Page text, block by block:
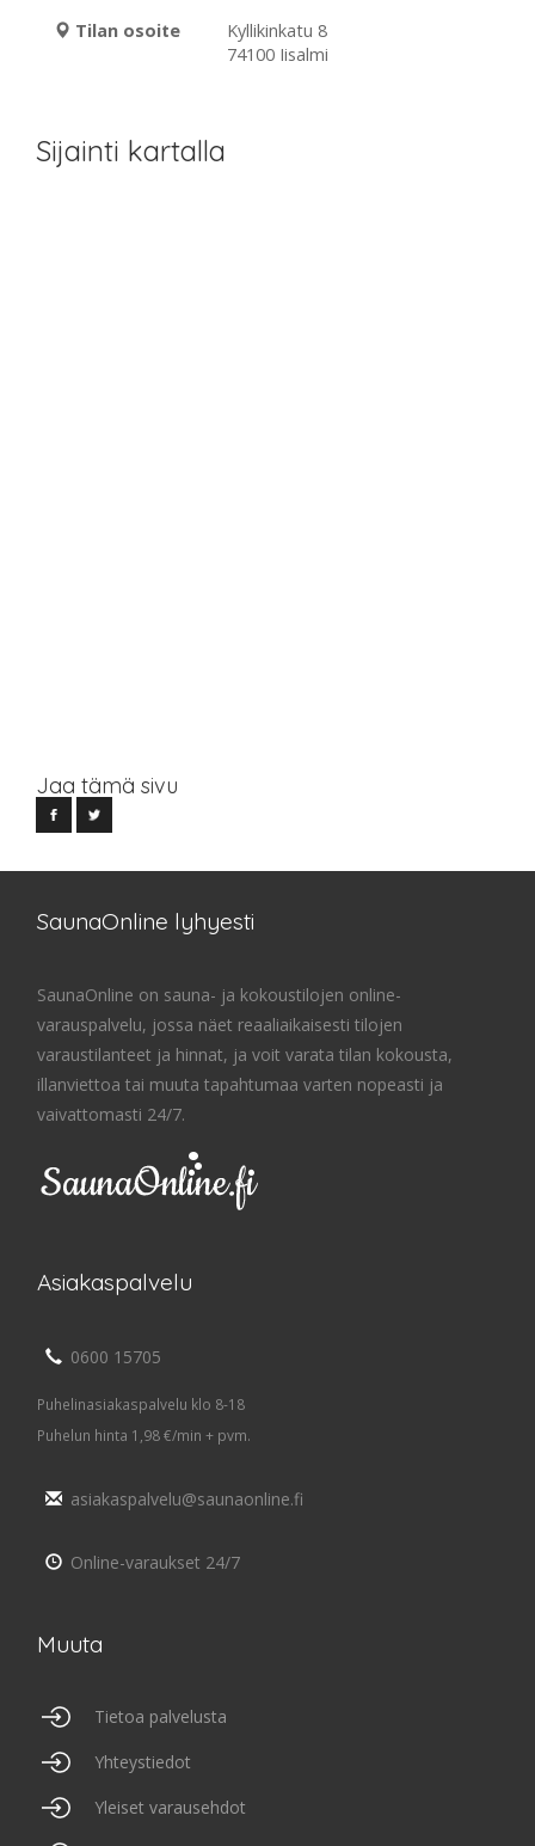
Tilan osoite
Kyllikinkatu 8
74100 Iisalmi
Sijainti kartalla
Jaa tämä sivu
SaunaOnline lyhyesti
SaunaOnline on sauna- ja kokoustilojen online-
varauspalvelu, jossa näet reaaliaikaisesti tilojen
varaustilanteet ja hinnat, ja voit varata tilan kokousta,
illanviettoa tai muuta tapahtumaa varten nopeasti ja
vaivattomasti 24/7.
Asiakaspalvelu
0600 15705
Puhelinasiakaspalvelu klo 8-18
Puhelun hinta 1,98 €/min + pvm.
asiakaspalvelu@saunaonline.fi
Online-varaukset 24/7
Muuta
Tietoa palvelusta
Yhteystiedot
Yleiset varausehdot